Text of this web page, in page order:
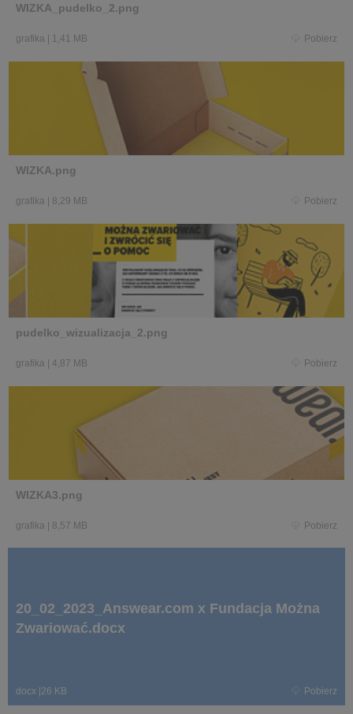
WIZKA_pudelko_2.png
grafika 1,41 MB Pobierz
WIZKA.png
grafika 8,29 MB Pobierz
pudelko_wizualizacja_2.png
grafika 4,87 MB Pobierz
WIZKA3.png
grafika 8,57 MB Pobierz
20_02_2023_Answear.com x Fundacja Można
Zwariować.docx
docx 26 KB Pobierz